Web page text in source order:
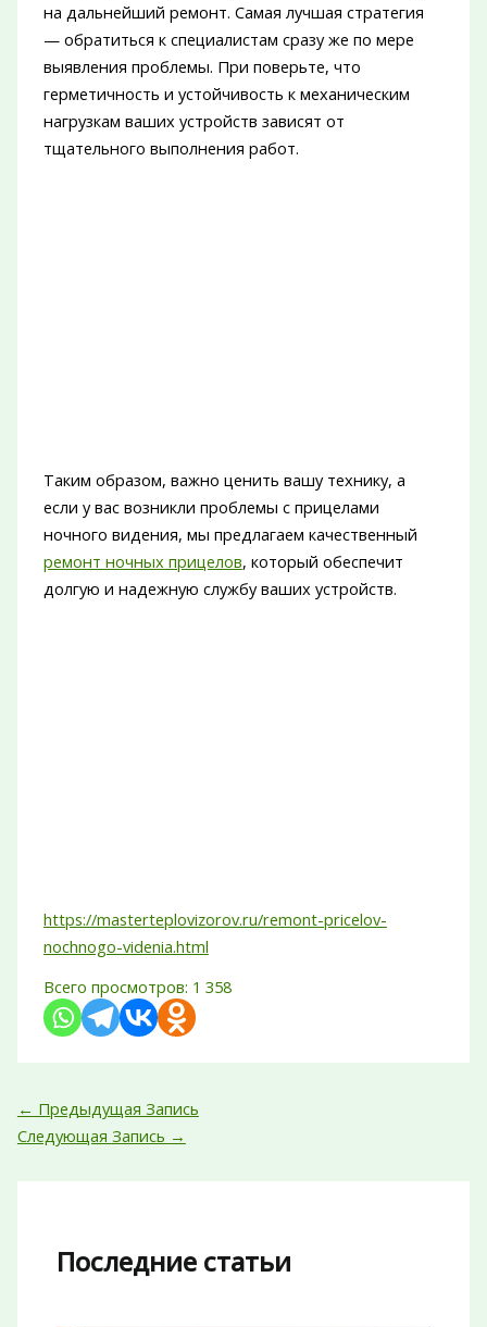
на дальнейший ремонт. Самая лучшая стратегия
— обратиться к специалистам сразу же по мере
выявления проблемы. При поверьте, что
герметичность и устойчивость к механическим
нагрузкам ваших устройств зависят от
тщательного выполнения работ.
Таким образом, важно ценить вашу технику, а
если у вас возникли проблемы с прицелами
ночного видения, мы предлагаем качественный
ремонт ночных прицелов, который обеспечит
долгую и надежную службу ваших устройств.
https://masterteplovizorov.ru/remont-pricelov-
nochnogo-videnia.html
Всего просмотров: 1 358
← Предыдущая Запись
Следующая Запись →
Последние статьи